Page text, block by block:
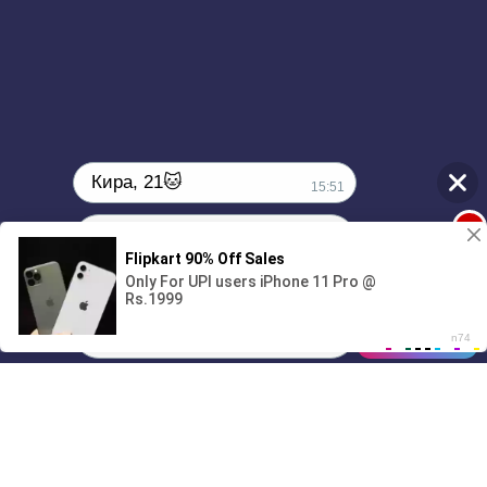
В каждую, в каждую
01/07
00:00
Кира, 21🐱 15:51
Поиграешь со мной? 💖🐾 1